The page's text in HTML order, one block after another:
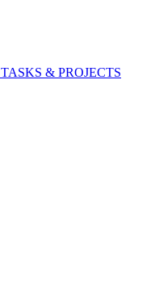
TASKS & PROJECTS